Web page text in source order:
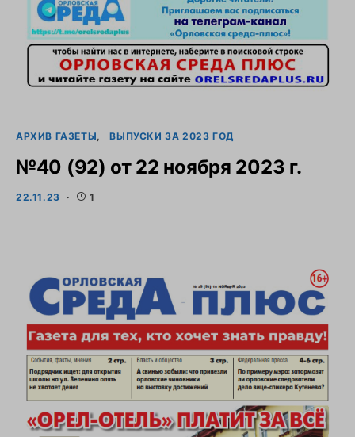
АРХИВ ГАЗЕТЫ ВЫПУСКИ ЗА 2023 ГОД
№40 (92) от 22 ноября 2023 г.
22.11.23 1